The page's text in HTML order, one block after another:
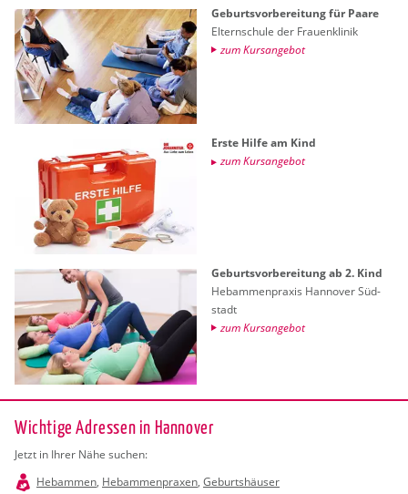
Ge­burts­vor­be­rei­tung für Paare
El­tern­schu­le der Frau­en­kli­nik
zum Kurs­an­ge­bot
Erste Hilfe am Kind
zum Kurs­an­ge­bot
Ge­burts­vor­be­rei­tung ab 2. Kind
Heb­am­men­pra­xis Han­no­ver Süd­
stadt
zum Kurs­an­ge­bot
Wichtige Adressen in Hannover
Jetzt in Ihrer Nähe suchen:
Hebammen, Hebammenpraxen, Geburtshäuser